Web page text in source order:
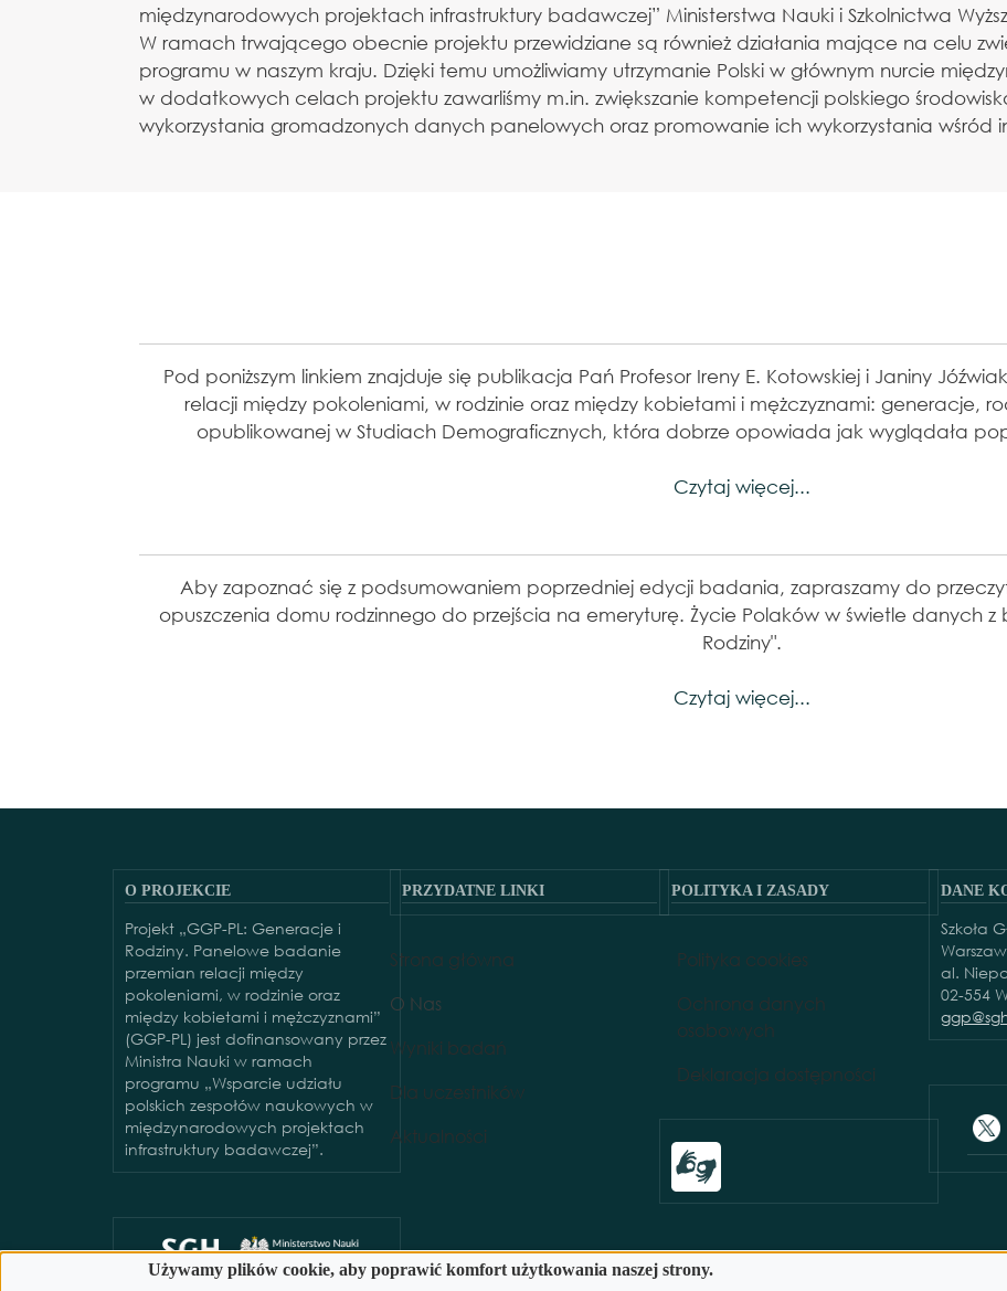
międzynarodowych projektach infrastruktury badawczej” Ministerstwa Nauki i Szkolnictwa
W ramach trwającego obecnie projektu przewidziane są również działania mające na celu
programu w naszym kraju. Dzięki temu umożliwiamy utrzymanie Polski w głównym nurcie
w dodatkowych celach projektu zawarliśmy m.in. zwiększanie kompetencji polskiego
wykorzystania gromadzonych danych panelowych oraz promowanie ich wykorzystania wśród
Pod poniższym linkiem znajduje się publikacja Pań Profesor Ireny E. Kotowskiej i Janiny
relacji między pokoleniami, w rodzinie oraz między kobietami i mężczyznami: generacje,
opublikowanej w Studiach Demograficznych, która dobrze opowiada jak wyglądała
Czytaj więcej...
Aby zapoznać się z podsumowaniem poprzedniej edycji badania, zapraszamy do
opuszczenia domu rodzinnego do przejścia na emeryturę. Życie Polaków w świetle danych
Rodziny".
Czytaj więcej...
O PROJEKCIE
Projekt „GGP-PL: Generacje i
Rodziny. Panelowe badanie
przemian relacji między
pokoleniami, w rodzinie oraz
między kobietami i mężczyznami”
(GGP-PL) jest dofinansowany przez
Ministra Nauki w ramach
programu „Wsparcie udziału
polskich zespołów naukowych w
międzynarodowych projektach
infrastruktury badawczej”.
PRZYDATNE LINKI
Strona główna
O Nas
Wyniki badań
Dla uczestników
Aktualności
POLITYKA I ZASADY
Polityka cookies
Ochrona danych
osobowych
Deklaracja dostępności
Przekierowanie do tłumacza on-line języka
DANE
Szkoła
al.
02-554
Używamy plików cookie, aby poprawić komfort użytkowania naszej strony.